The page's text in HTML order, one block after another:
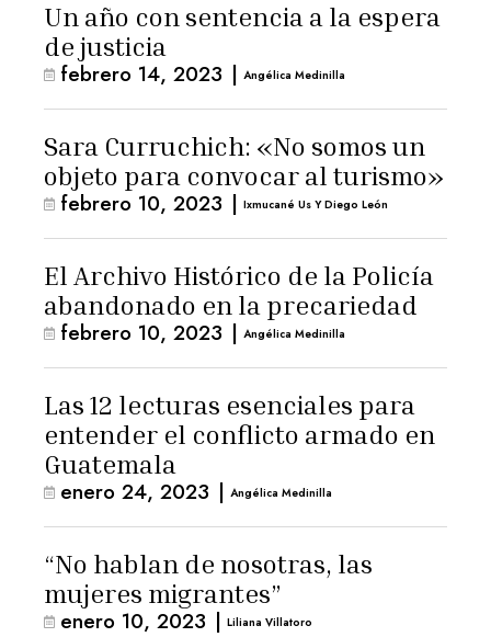
Un año con sentencia a la espera
de justicia
febrero 14, 2023 | Angélica Medinilla
Sara Curruchich: «No somos un
objeto para convocar al turismo»
febrero 10, 2023 | Ixmucané Us Y Diego León
El Archivo Histórico de la Policía
abandonado en la precariedad
febrero 10, 2023 | Angélica Medinilla
Las 12 lecturas esenciales para
entender el conflicto armado en
Guatemala
enero 24, 2023 | Angélica Medinilla
“No hablan de nosotras, las
mujeres migrantes”
enero 10, 2023 | Liliana Villatoro